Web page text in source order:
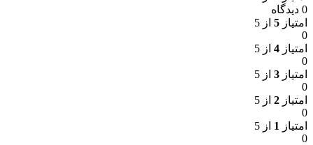
0 دیدگاه
امتیاز 5 از 5
0
امتیاز 4 از 5
0
امتیاز 3 از 5
0
امتیاز 2 از 5
0
امتیاز 1 از 5
0